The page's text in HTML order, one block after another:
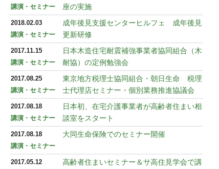
講演・セミナー
座の実施
2018.02.03
講演・セミナー
成年後見支援センターヒルフェ 成年後見
更新研修
2017.11.15
講演・セミナー
日本木造住宅耐震補強事業者協同組合（木
耐協）の定例勉強会
2017.08.25
講演・セミナー
東京地方税理士協同組合・朝日生命 税理
士代理店セミナー・個別業務推進協議会
2017.08.18
講演・セミナー
日本初、在宅介護事業者が高齢者住まい相
談室をスタート
2017.08.18
講演・セミナー
大同生命保険でのセミナー開催
2017.05.12
高齢者住まいセミナー＆サ高住見学会で講